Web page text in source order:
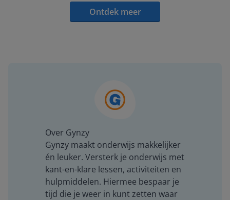
Ontdek meer
Over Gynzy
Gynzy maakt onderwijs makkelijker
én leuker. Versterk je onderwijs met
kant-en-klare lessen, activiteiten en
hulpmiddelen. Hiermee bespaar je
tijd die je weer in kunt zetten waar